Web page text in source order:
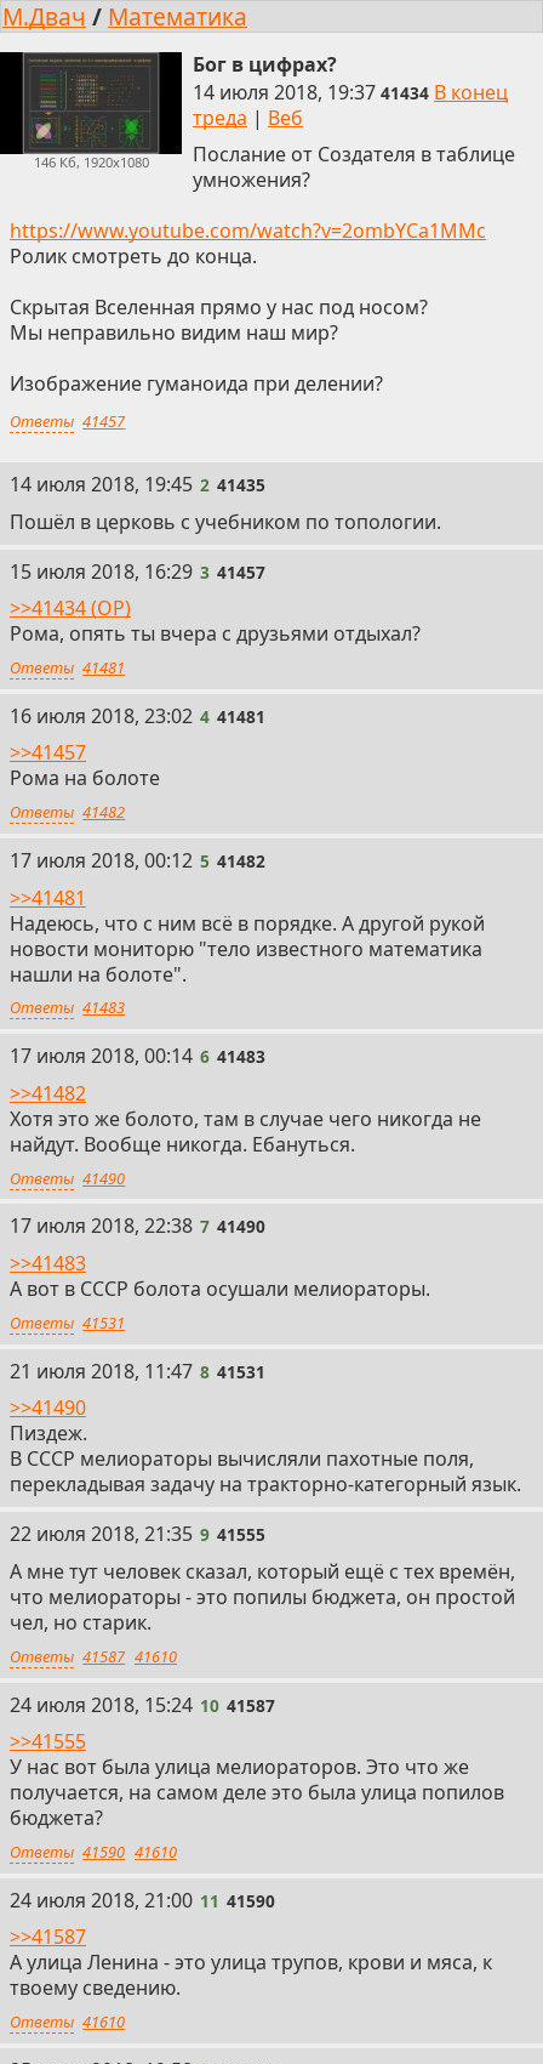
М.Двач / Математика
146 Кб, 1920x1080
Бог в цифрах?
14 июля 2018, 19:37 41434 В конец
треда | Веб
Послание от Создателя в таблице
умножения?
https://www.youtube.com/watch?v=2ombYCa1MMc
Ролик смотреть до конца.
Скрытая Вселенная прямо у нас под носом?
Мы неправильно видим наш мир?
Изображение гуманоида при делении?
Ответы 41457
2
14 июля 2018, 19:45 2 41435
Пошёл в церковь с учебником по топологии.
3
15 июля 2018, 16:29 3 41457
>>41434 (OP)
Рома, опять ты вчера с друзьями отдыхал?
Ответы 41481
4
16 июля 2018, 23:02 4 41481
>>41457
Рома на болоте
Ответы 41482
5
17 июля 2018, 00:12 5 41482
>>41481
Надеюсь, что с ним всё в порядке. А другой рукой
новости мониторю "тело известного математика
нашли на болоте".
Ответы 41483
6
17 июля 2018, 00:14 6 41483
>>41482
Хотя это же болото, там в случае чего никогда не
найдут. Вообще никогда. Ебануться.
Ответы 41490
7
17 июля 2018, 22:38 7 41490
>>41483
А вот в СССР болота осушали мелиораторы.
Ответы 41531
8
21 июля 2018, 11:47 8 41531
>>41490
Пиздеж.
В СССР мелиораторы вычисляли пахотные поля,
перекладывая задачу на тракторно-категорный язык.
9
22 июля 2018, 21:35 9 41555
А мне тут человек сказал, который ещё с тех времён,
что мелиораторы - это попилы бюджета, он простой
чел, но старик.
Ответы 41587 41610
10
24 июля 2018, 15:24 10 41587
>>41555
У нас вот была улица мелиораторов. Это что же
получается, на самом деле это была улица попилов
бюджета?
Ответы 41590 41610
11
24 июля 2018, 21:00 11 41590
>>41587
А улица Ленина - это улица трупов, крови и мяса, к
твоему сведению.
Ответы 41610